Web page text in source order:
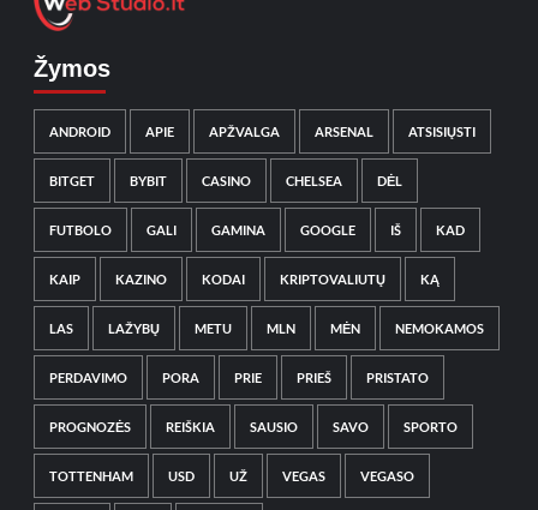
Žymos
ANDROID APIE APŽVALGA ARSENAL ATSISIŲSTI
BITGET BYBIT CASINO CHELSEA DĖL
FUTBOLO GALI GAMINA GOOGLE IŠ KAD
KAIP KAZINO KODAI KRIPTOVALIUTŲ KĄ
LAS LAŽYBŲ METU MLN MĖN NEMOKAMOS
PERDAVIMO PORA PRIE PRIEŠ PRISTATO
PROGNOZĖS REIŠKIA SAUSIO SAVO SPORTO
TOTTENHAM USD UŽ VEGAS VEGASO